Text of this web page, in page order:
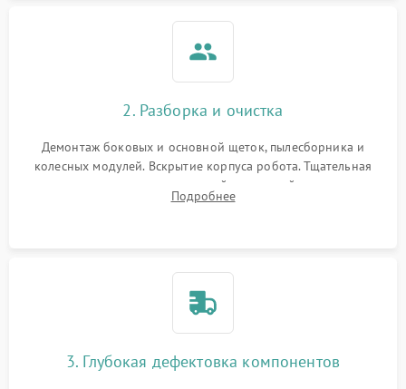
2. Разборка и очистка
Демонтаж боковых и основной щеток, пылесборника и
колесных модулей. Вскрытие корпуса робота. Тщательная
очистка внутренних полостей, шестерней и плат от
скопившейся пыли, волос и шерсти животных с
Подробнее
3. Глубокая дефектовка компонентов